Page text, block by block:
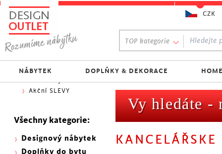
Vy hledáte -
KANCELÁŘSKE
Oblíbený výběr:
300 NOVINEK
333 BESTSELLERŮ
Nejlevnější do 1.500 Kč
Skladovky
Akční SLEVY
Všechny kategorie:
Designový nábytek
Doplňky do bytu
TOP kategorie
NÁBYTEK DOPLŇKY & DEKORACE
CZK